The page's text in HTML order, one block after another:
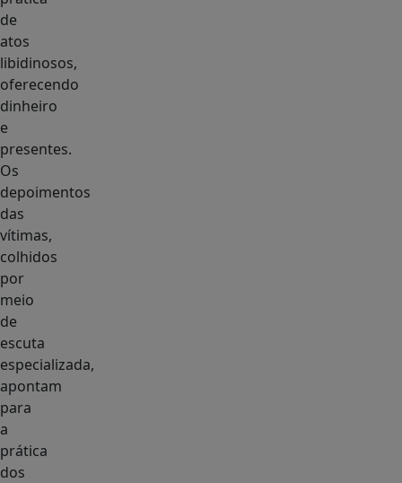
de
atos
libidinosos,
oferecendo
dinheiro
e
presentes.
Os
depoimentos
das
vítimas,
colhidos
por
meio
de
escuta
especializada,
apontam
para
a
prática
dos